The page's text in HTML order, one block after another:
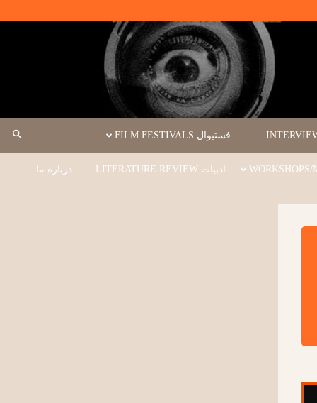
فستیوال FILM FESTIVALS
ادبیات LITERATURE REVIEW درباره ما